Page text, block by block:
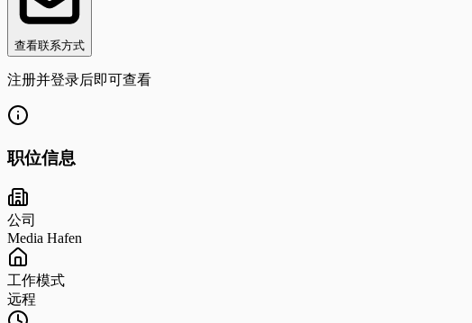
查看联系方式
注册并登录后即可查看
职位信息
公司
Media Hafen
工作模式
远程